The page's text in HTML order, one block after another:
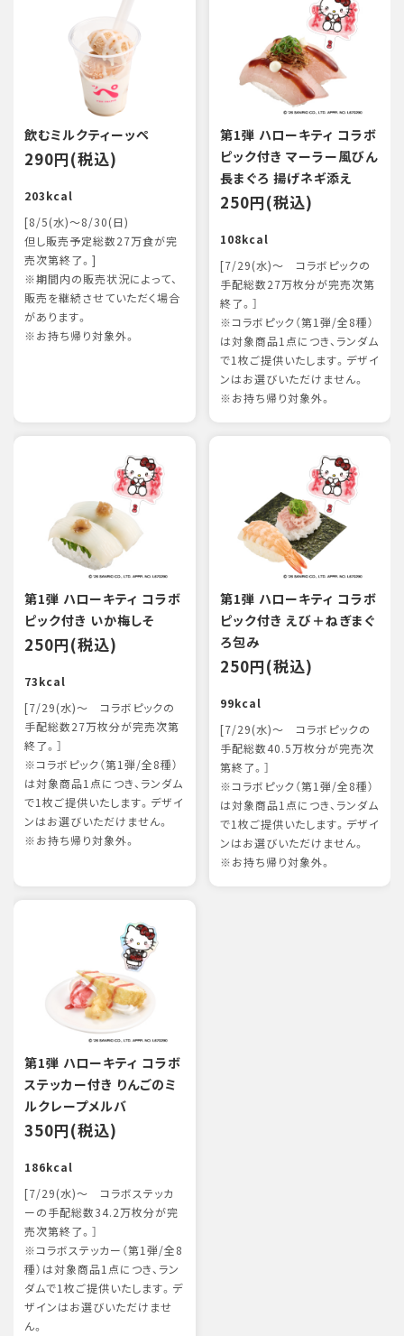
飲むミルクティーッペ
290円(税込)
203kcal
[8/5(水)～8/30(日)
但し販売予定総数27万食が完
売次第終了。]
※期間内の販売状況によって、
販売を継続させていただく場合
があります。
※お持ち帰り対象外。
第1弾 ハローキティ コラボ
ピック付き マーラー風びん
長まぐろ 揚げネギ添え
250円(税込)
108kcal
[7/29(水)～ コラボピックの
手配総数27万枚分が完売次第
終了。］
※コラボピック（第1弾/全8種）
は対象商品1点につき、ランダム
で1枚ご提供いたします。デザイ
ンはお選びいただけません。
※お持ち帰り対象外。
第1弾 ハローキティ コラボ
ピック付き いか梅しそ
250円(税込)
73kcal
[7/29(水)～ コラボピックの
手配総数27万枚分が完売次第
終了。］
※コラボピック（第1弾/全8種）
は対象商品1点につき、ランダム
で1枚ご提供いたします。デザイ
ンはお選びいただけません。
※お持ち帰り対象外。
第1弾 ハローキティ コラボ
ピック付き えび＋ねぎまぐ
ろ包み
250円(税込)
99kcal
[7/29(水)～ コラボピックの
手配総数40.5万枚分が完売次
第終了。］
※コラボピック（第1弾/全8種）
は対象商品1点につき、ランダム
で1枚ご提供いたします。デザイ
ンはお選びいただけません。
※お持ち帰り対象外。
第1弾 ハローキティ コラボ
ステッカー付き りんごのミ
ルクレープメルバ
350円(税込)
186kcal
[7/29(水)～ コラボステッカ
ーの手配総数34.2万枚分が完
売次第終了。］
※コラボステッカー（第1弾/全8
種）は対象商品1点につき、ラン
ダムで1枚ご提供いたします。デ
ザインはお選びいただけませ
ん。